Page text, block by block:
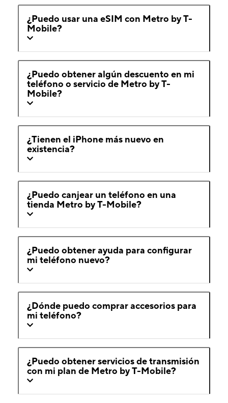
¿Puedo usar una eSIM con Metro by T-
Mobile?
¿Puedo obtener algún descuento en mi
teléfono o servicio de Metro by T-
Mobile?
¿Tienen el iPhone más nuevo en
existencia?
¿Puedo canjear un teléfono en una
tienda Metro by T-Mobile?
¿Puedo obtener ayuda para configurar
mi teléfono nuevo?
¿Dónde puedo comprar accesorios para
mi teléfono?
¿Puedo obtener servicios de transmisión
con mi plan de Metro by T-Mobile?